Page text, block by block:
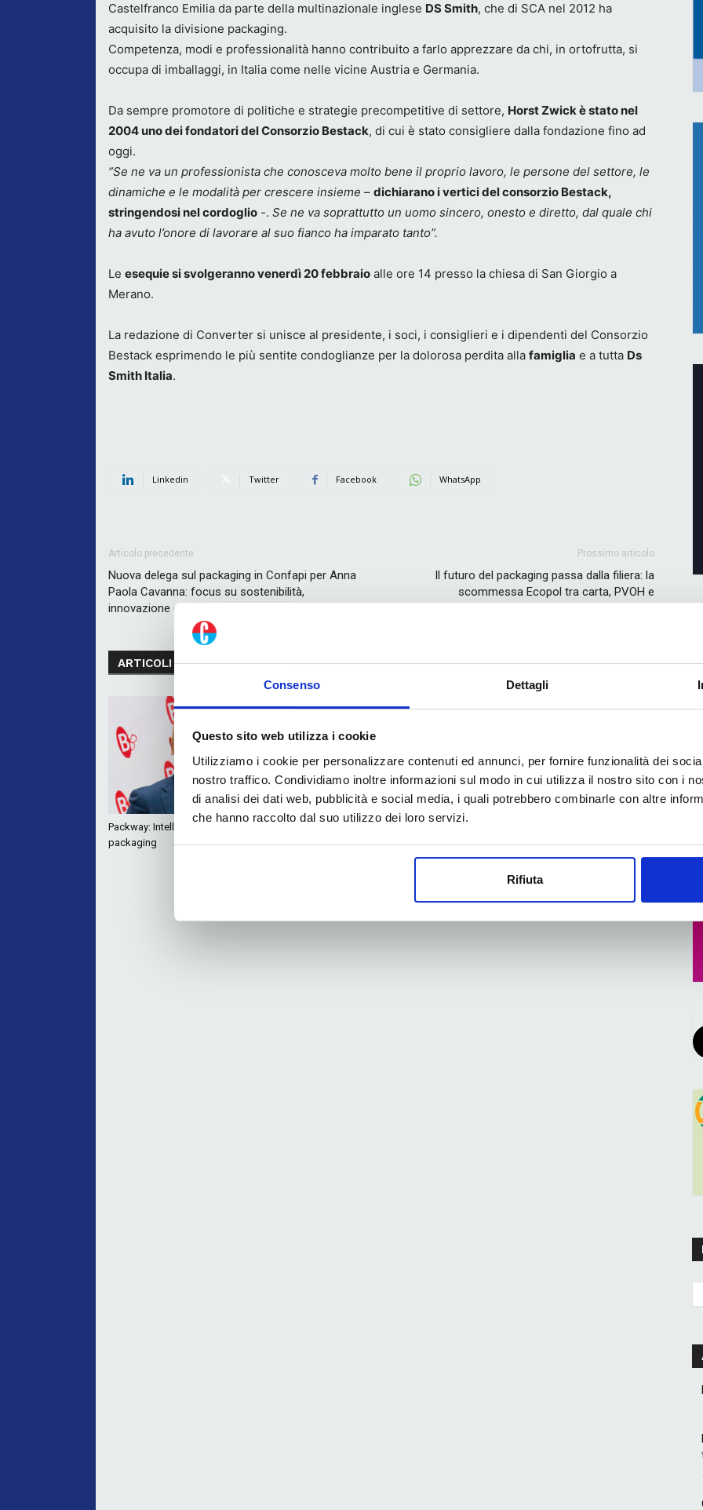
Consenso Dettagli
Questo sito web utilizza i cookie
Utilizziamo i cookie per personalizzare contenuti ed annunci, per fornire funzionalità dei
nostro traffico. Condividiamo inoltre informazioni sul modo in cui utilizza il nostro sito con i
di analisi dei dati web, pubblicità e social media, i quali potrebbero combinarle con altre
che hanno raccolto dal suo utilizzo dei loro servizi.
Rifiuta
Castelfranco Emilia da parte della multinazionale inglese DS Smith, che di SCA nel 2012 ha
acquisito la divisione packaging.
Competenza, modi e professionalità hanno contribuito a farlo apprezzare da chi, in ortofrutta, si
occupa di imballaggi, in Italia come nelle vicine Austria e Germania.
Da sempre promotore di politiche e strategie precompetitive di settore, Horst Zwick è stato nel
2004 uno dei fondatori del Consorzio Bestack, di cui è stato consigliere dalla fondazione fino ad
oggi.
“Se ne va un professionista che conosceva molto bene il proprio lavoro, le persone del settore, le
dinamiche e le modalità per crescere insieme – dichiarano i vertici del consorzio Bestack,
stringendosi nel cordoglio -. Se ne va soprattutto un uomo sincero, onesto e diretto, dal quale chi
ha avuto l’onore di lavorare al suo fianco ha imparato tanto”.
Le esequie si svolgeranno venerdì 20 febbraio alle ore 14 presso la chiesa di San Giorgio a
Merano.
La redazione di Converter si unisce al presidente, i soci, i consiglieri e i dipendenti del Consorzio
Bestack esprimendo le più sentite condoglianze per la dolorosa perdita alla famiglia e a tutta Ds
Smith Italia.
Linkedin Twitter Facebook WhatsApp
Articolo precedente
Nuova delega sul packaging in Confapi per Anna
Paola Cavanna: focus su sostenibilità,
innovazione e filiera
Prossimo articolo
Il futuro del packaging passa dalla filiera: la
scommessa Ecopol tra carta, PVOH e
ARTICOLI CORRELATI MORE FROM AUTHOR
Packway: Intelligenza Artificiale per il
packaging
con le tecnologie Hybrid Software
avviamento e liberare capacità
produttiva nello scatolificio